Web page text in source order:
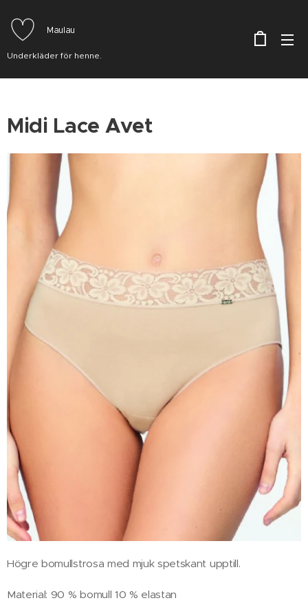
Maulau
Underkläder för henne.
Midi Lace Avet
Högre bomullstrosa med mjuk spetskant upptill.
Material: 90 % bomull 10 % elastan